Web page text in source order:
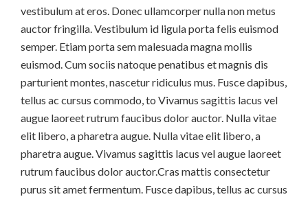
vestibulum at eros. Donec ullamcorper nulla non metus
auctor fringilla. Vestibulum id ligula porta felis euismod
semper. Etiam porta sem malesuada magna mollis
euismod. Cum sociis natoque penatibus et magnis dis
parturient montes, nascetur ridiculus mus. Fusce dapibus,
tellus ac cursus commodo, to Vivamus sagittis lacus vel
augue laoreet rutrum faucibus dolor auctor. Nulla vitae
elit libero, a pharetra augue. Nulla vitae elit libero, a
pharetra augue. Vivamus sagittis lacus vel augue laoreet
rutrum faucibus dolor auctor.Cras mattis consectetur
purus sit amet fermentum. Fusce dapibus, tellus ac cursus